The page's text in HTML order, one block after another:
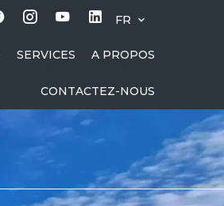
FR
SERVICES A PROPOS
CONTACTEZ-NOUS